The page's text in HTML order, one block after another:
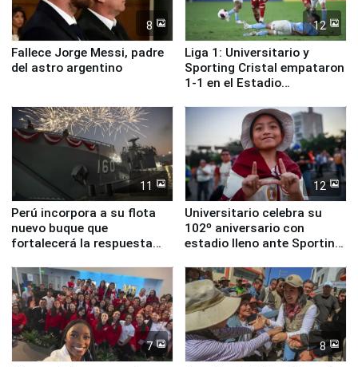
8
Fallece Jorge Messi, padre
del astro argentino
12
Liga 1: Universitario y
Sporting Cristal empataron
1-1 en el Estadio
11
Perú incorpora a su flota
nuevo buque que
fortalecerá la respuesta
12
Universitario celebra su
102º aniversario con
estadio lleno ante Sporting
7 8